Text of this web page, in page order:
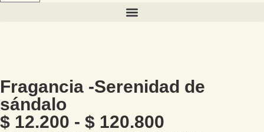
Fragancia -Serenidad de
sándalo
$ 12.200 - $ 120.800